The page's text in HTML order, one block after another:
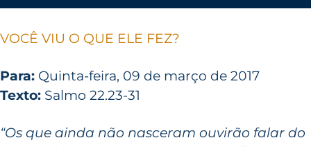
VOCÊ VIU O QUE ELE FEZ?
Para: Quinta-feira, 09 de março de 2017
Texto: Salmo 22.23-31
“Os que ainda não nasceram ouvirão falar do